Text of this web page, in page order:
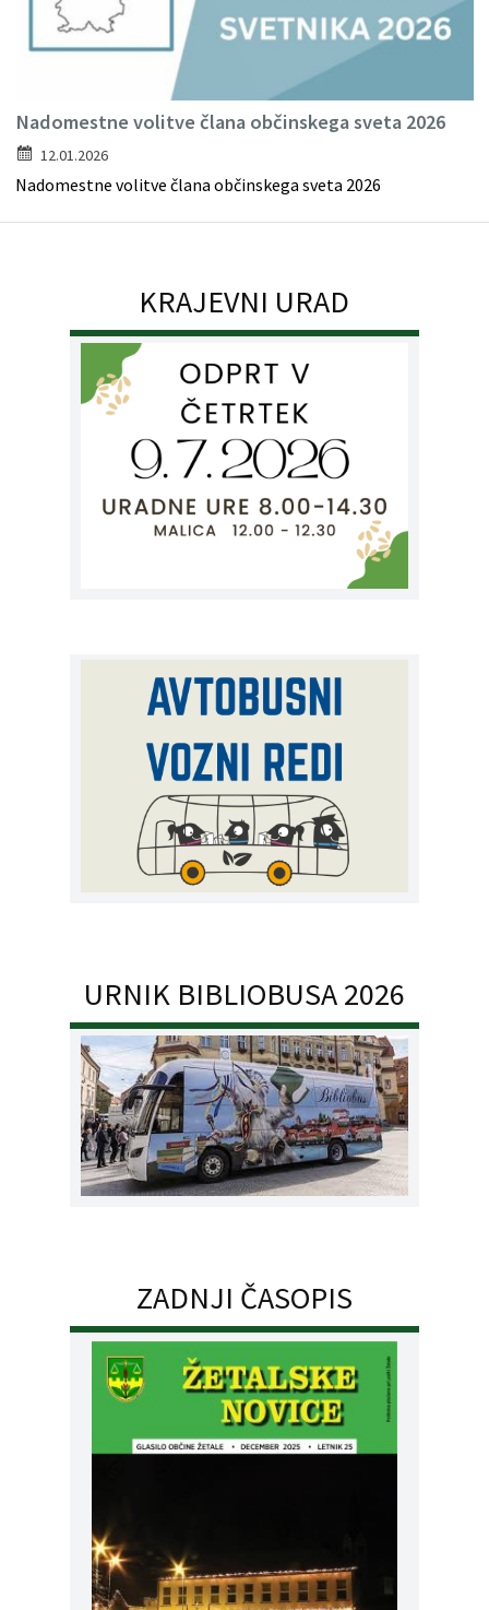
Nadomestne volitve člana občinskega sveta 2026
12.01.2026
Nadomestne volitve člana občinskega sveta 2026
KRAJEVNI URAD
URNIK BIBLIOBUSA 2026
ZADNJI ČASOPIS